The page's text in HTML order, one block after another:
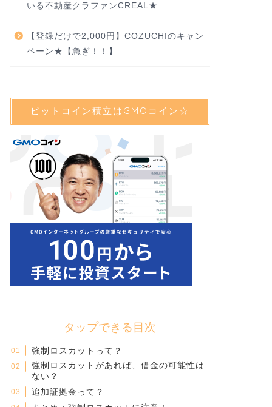
いる不動産クラファンCREAL★
【登録だけで2,000円】COZUCHIのキャン
ペーン★【急ぎ！！】
ビットコイン積立はGMOコイン☆
タップできる目次
強制ロスカットって？
強制ロスカットがあれば、借金の可能性は
ない？
追加証拠金って？